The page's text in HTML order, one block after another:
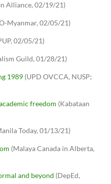
Alliance, 02/19/21)
Myanmar, 02/05/21)
02/05/21)
Guild, 01/28/21)
1989 (UPD OVCCA, NUSP;
freedom (Kabataan
Today, 01/13/21)
(Malaya Canada in Alberta,
and beyond (DepEd,